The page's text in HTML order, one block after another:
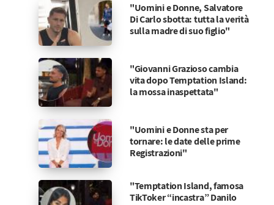
"Uomini e Donne, Salvatore
Di Carlo sbotta: tutta la verità
sulla madre di suo figlio"
"Giovanni Grazioso cambia
vita dopo Temptation Island:
la mossa inaspettata"
"Uomini e Donne sta per
tornare: le date delle prime
Registrazioni"
"Temptation Island, famosa
TikToker “incastra” Danilo